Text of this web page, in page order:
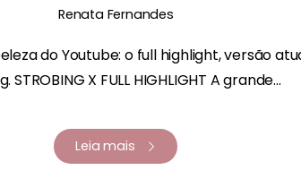
Renata Fernandes
do Youtube: o full highlight, versão
STROBING X FULL HIGHLIGHT A grande...
Leia mais